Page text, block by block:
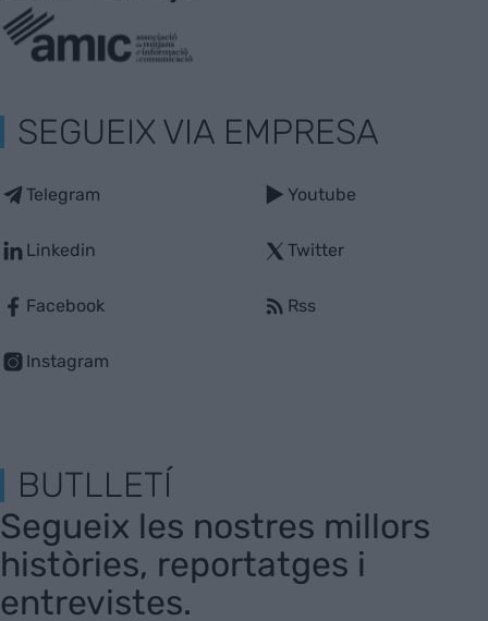
SEGUEIX VIA EMPRESA
Telegram
Linkedin
Facebook
Instagram
Youtube
Twitter
Rss
BUTLLETÍ
Segueix les nostres millors
històries, reportatges i
entrevistes.